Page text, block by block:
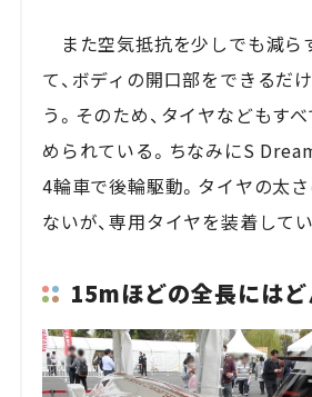
また空気抵抗を少しでも減ら
て、ボディの開口部をできるだ
う。そのため、タイヤなどもす
められている。ちなみにS
4輪車で後輪駆動。タイヤの太
ないが、専用タイヤを装着して
15mほどの全長にはど